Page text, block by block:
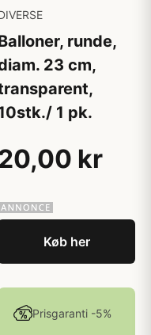
runde,
23 cm,
1 pk.
kr
Køb her
Prisgaranti -5%